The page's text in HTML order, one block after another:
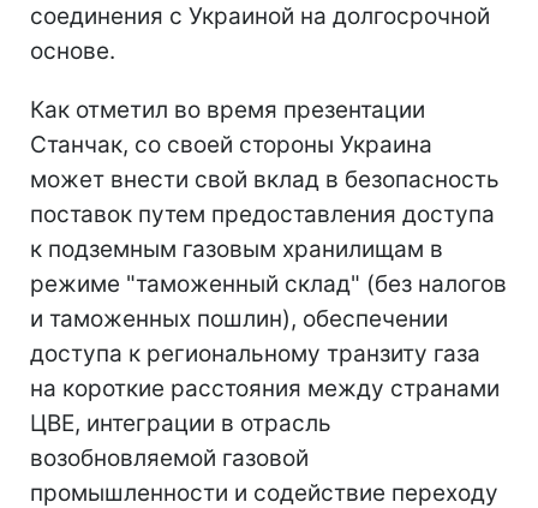
соединения с Украиной на долгосрочной
основе.
Как отметил во время презентации
Станчак, со своей стороны Украина
может внести свой вклад в безопасность
поставок путем предоставления доступа
к подземным газовым хранилищам в
режиме "таможенный склад" (без налогов
и таможенных пошлин), обеспечении
доступа к региональному транзиту газа
на короткие расстояния между странами
ЦВЕ, интеграции в отрасль
возобновляемой газовой
промышленности и содействие переходу